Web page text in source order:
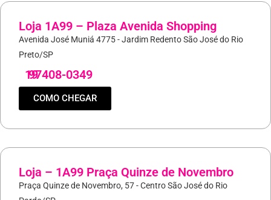
Loja 1A99 – Plaza Avenida Shopping
Avenida José Muniá 4775 - Jardim Redento São José do Rio
Preto/SP
19
97408-0349
COMO CHEGAR
Loja – 1A99 Praça Quinze de Novembro
Praça Quinze de Novembro, 57 - Centro São José do Rio